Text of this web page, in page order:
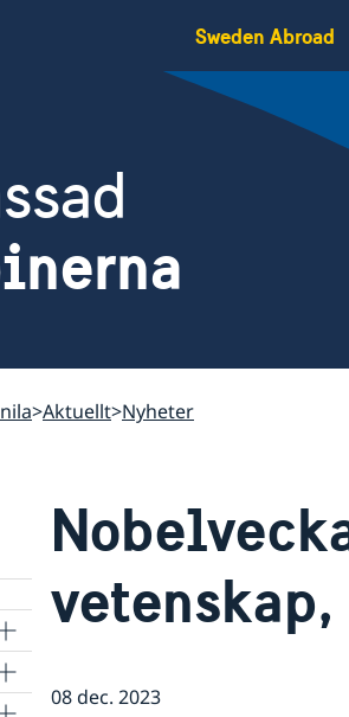
Sweden Abroad
Aktuellt Nyheter
08 dec. 2023